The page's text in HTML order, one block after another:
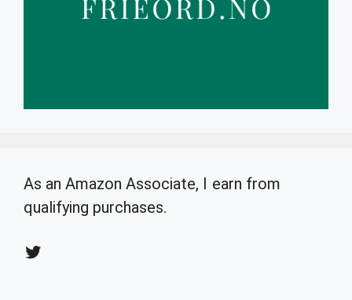
As an Amazon Associate, I earn from
qualifying purchases.
Twitter